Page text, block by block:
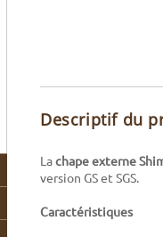
Descriptif du
Lachape externe
version GS et SGS.
Caractéristiques